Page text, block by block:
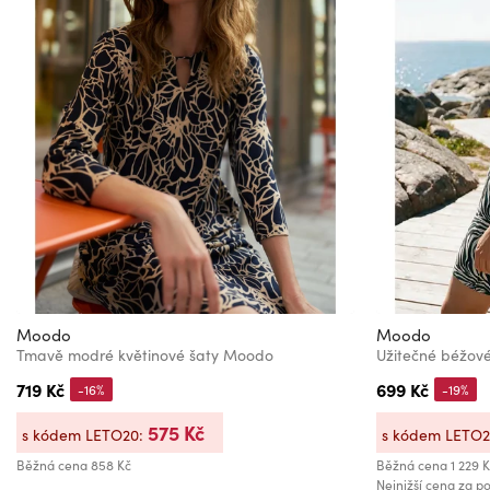
Moodo
Tmavě modré květinové šaty Moodo
719 Kč
Běžná cena858 Kč
-16%
s kódem LETO20: 575 Kč
Moodo
Užitečné
699 Kč
Běžná cena1 229
Nejnižší cena za
-19%
s kódem